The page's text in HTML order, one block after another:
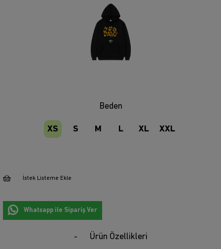
Beden
XS S M L XL XXL
İstek Listeme Ekle
Whatsapp ile Sipariş Ver
Ürün Özellikleri